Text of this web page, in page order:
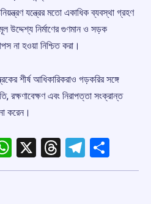
যন্ত্রের মতো একাধিক ব্যবস্থা গ্রহণ
উদ্দেশ্য নির্মাণের গুণমান ও সড়ক
না হওয়া নিশ্চিত করা।
শীর্ষ আধিকারিকরাও গড়করির সঙ্গে
রক্ষণাবেক্ষণ এবং নিরাপত্তা সংক্রান্ত
করেন।
WhatsApp
X Threads